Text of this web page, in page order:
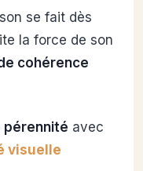
se fait dès
la force de son
cohérence
pérennité avec
visuelle